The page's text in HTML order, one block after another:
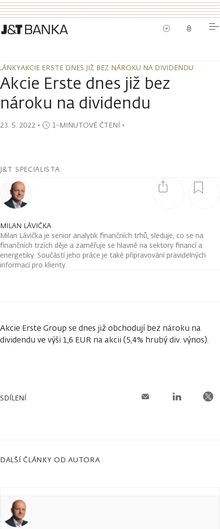
AKCIE ERSTE DNES JIŽ BEZ NÁROKU NA DIVIDENDU
AKCIE ERSTE DNES JIŽ BEZ NÁROKU NA DIVIDENDU
Akcie Erste dnes již bez
nároku na dividendu
23. 5. 2022 ・ 1-MINUTOVÉ ČTENÍ・
J&T SPECIALISTA
MILAN LÁVIČKA
Milan Lávička je senior analytik finančních trhů, sleduje, co se na
finančních trzích děje a zaměřuje se hlavně na sektory financí a
energetiky. Součástí jeho práce je také připravování pravidelných
informací pro klienty.
Akcie Erste Group se dnes již obchodují bez nároku na
dividendu ve výši 1,6 EUR na akcii (5,4% hrubý div. výnos).
SDÍLENÍ
DALŠÍ ČLÁNKY OD AUTORA